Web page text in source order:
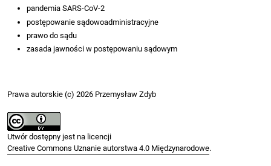
pandemia SARS-CoV-2
postępowanie sądowoadministracyjne
prawo do sądu
zasada jawności w postępowaniu sądowym
Prawa autorskie (c) 2026 Przemysław Zdyb
Utwór dostępny jest na licencji
Creative Commons Uznanie autorstwa 4.0 Międzynarodowe.